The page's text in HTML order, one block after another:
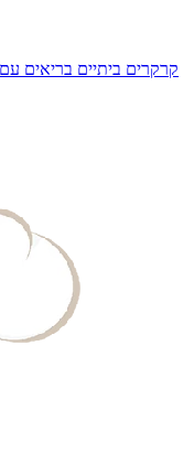
קרקרים ביתיים בריאים